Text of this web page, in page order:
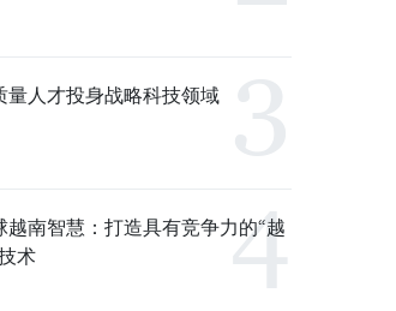
量人才投身战略科技领域
越南智慧：打造具有竞争力的“越
术